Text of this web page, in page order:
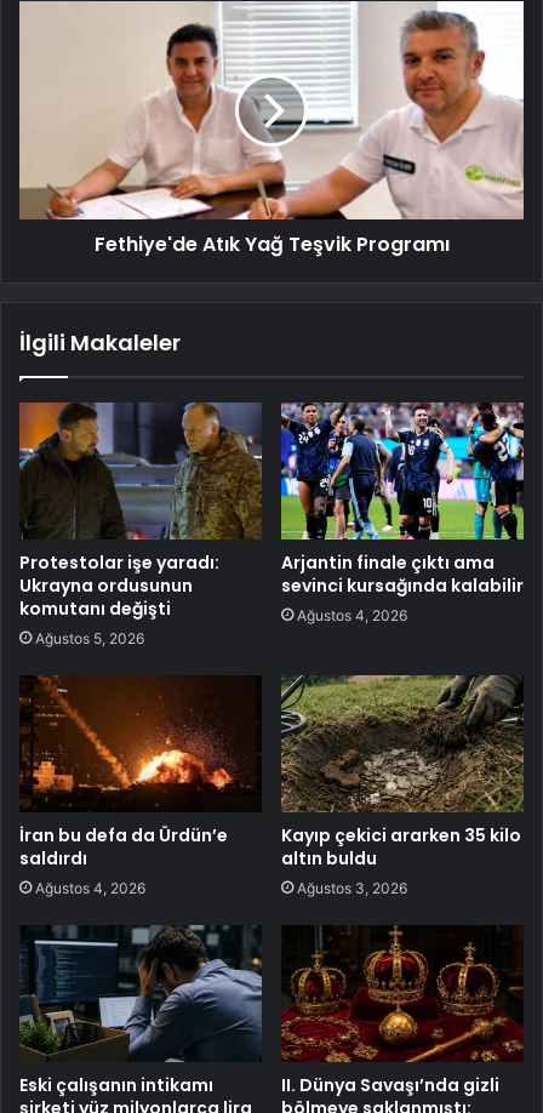
Fethiye'de Atık Yağ Teşvik Programı
İlgili Makaleler
Protestolar işe yaradı:
Ukrayna ordusunun
komutanı değişti
Ağustos 5, 2026
Arjantin finale çıktı ama
sevinci kursağında kalabilir
Ağustos 4, 2026
İran bu defa da Ürdün’e
saldırdı
Ağustos 4, 2026
Kayıp çekici ararken 35 kilo
altın buldu
Ağustos 3, 2026
Eski çalışanın intikamı
şirketi yüz milyonlarca lira
II. Dünya Savaşı’nda gizli
bölmeye saklanmıştı: